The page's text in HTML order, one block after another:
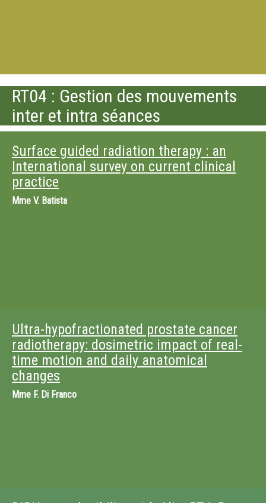
RT04 : Gestion des mouvements
inter et intra séances
Surface guided radiation therapy : an
International survey on current clinical
practice
Mme V. Batista
Ultra-hypofractionated prostate cancer
radiotherapy: dosimetric impact of real-
time motion and daily anatomical
changes
Mme F. Di Franco